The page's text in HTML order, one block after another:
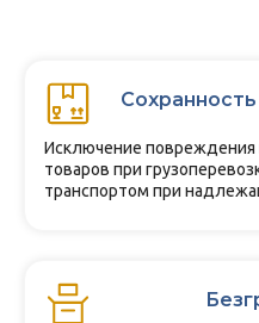
Сохранность
Исключение
товаров при
транспортом при